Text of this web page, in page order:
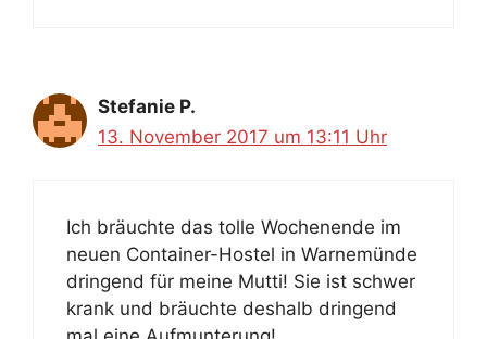
Stefanie P.
13. November 2017 um 13:11 Uhr
Ich bräuchte das tolle Wochenende im
neuen Container-Hostel in Warnemünde
dringend für meine Mutti! Sie ist schwer
krank und bräuchte deshalb dringend